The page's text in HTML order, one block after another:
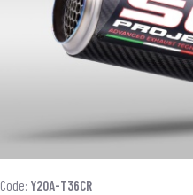
Code: Y20A-T36CR